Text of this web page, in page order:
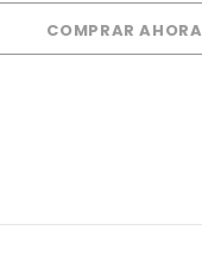
COMPRAR AHORA